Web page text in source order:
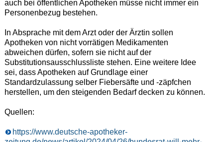
auch bei öffentlichen Apotheken müsse nicht immer ein
Personenbezug bestehen.
In Absprache mit dem Arzt oder der Ärztin sollen
Apotheken von nicht vorrätigen Medikamenten
abweichen dürfen, sofern sie nicht auf der
Substitutionsausschlussliste stehen. Eine weitere Idee
sei, dass Apotheken auf Grundlage einer
Standardzulassung selber Fiebersäfte und -zäpfchen
herstellen, um den steigenden Bedarf decken zu können.
Quellen:
https://www.deutsche-apotheker-